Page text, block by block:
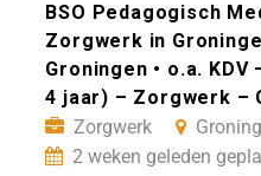
BSO Pedagogisch
Zorgwerk in
Groningen • o.a.
4 jaar) – Zorgwerk –
Zorgwerk
2 weken geleden